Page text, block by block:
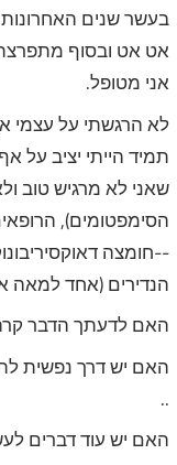
בעשר שנים
אט אט ובסוף
אני מטופל.
לא הרגשתי על עצמי
תמיד הייתי יציב על
שאני לא מרגיש טוב
--חומצה
הנדירים (אחד למאה
האם לדעתך הדבר קרה
האם יש דרך נפשית
..
האם יש עוד דברים